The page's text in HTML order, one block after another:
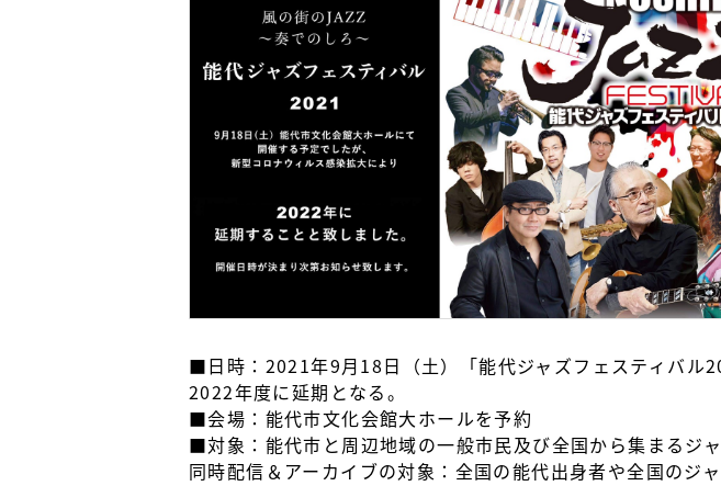
■日時：2021年9月18日（土）「能代ジャズフェスティバル
2022年度に延期となる。
■会場：能代市文化会館大ホールを予約
■対象：能代市と周辺地域の一般市民及び全国から集まるジ
同時配信＆アーカイブの対象：全国の能代出身者や全国のジ